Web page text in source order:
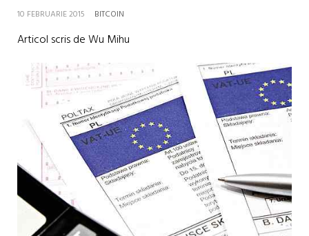
10 FEBRUARIE 2015 BITCOIN
Articol scris de Wu Mihu